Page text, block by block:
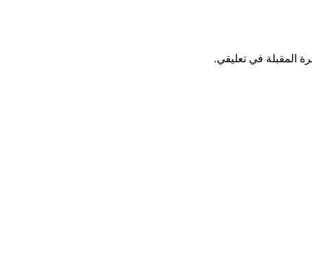
المقبلة في تعليقي.